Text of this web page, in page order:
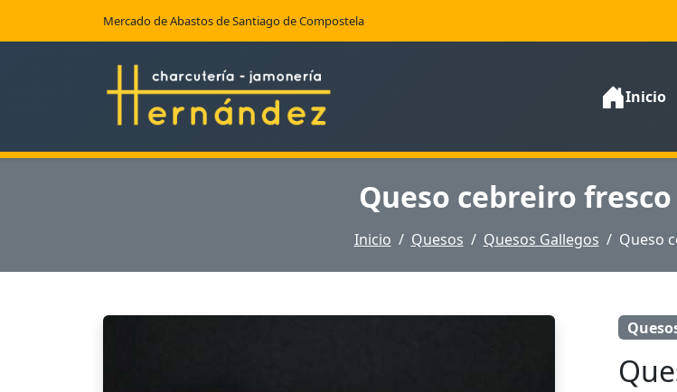
Mercado de Abastos de Santiago de Compostela
Inicio
Queso cebreiro
Inicio Quesos Quesos Gallegos Queso